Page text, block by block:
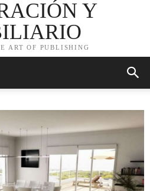
Y
ART OF PUBLISHING